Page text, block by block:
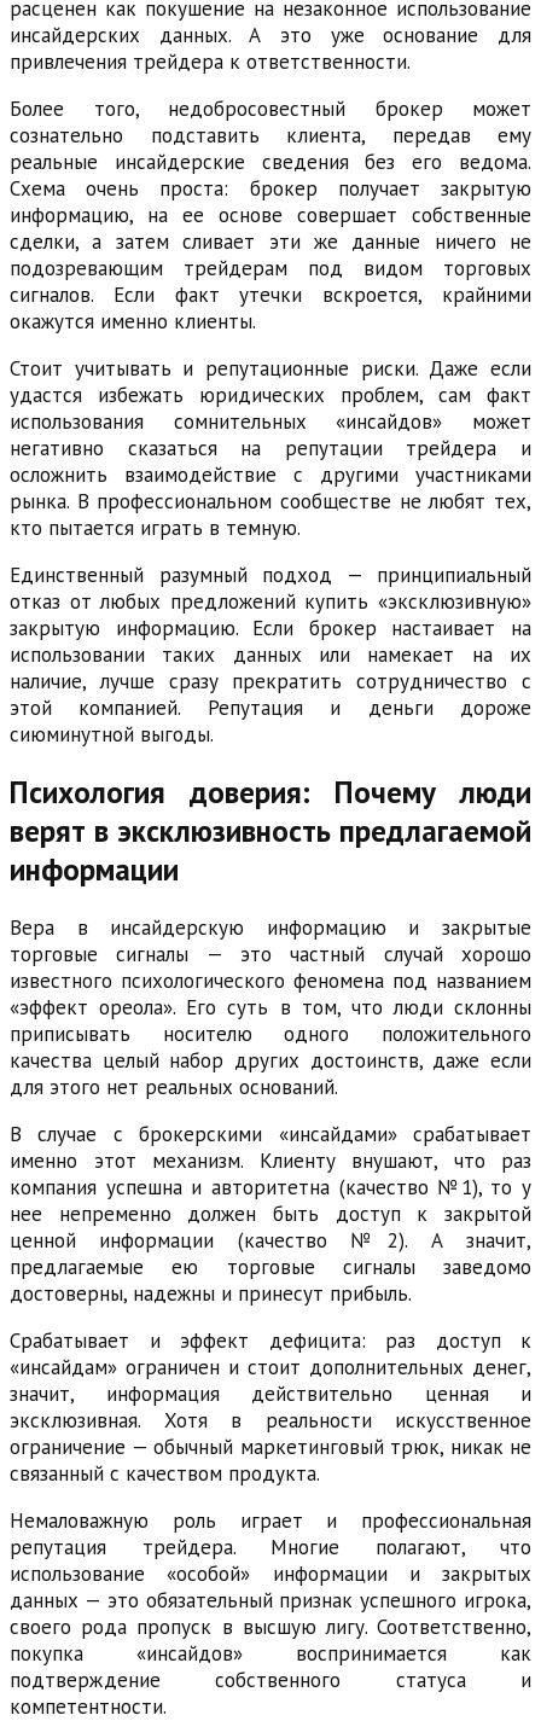
расценен как покушение на незаконное использование
инсайдерских данных. А это уже основание для
привлечения трейдера к ответственности.
Более того, недобросовестный брокер может
сознательно подставить клиента, передав ему
реальные инсайдерские сведения без его ведома.
Схема очень проста: брокер получает закрытую
информацию, на ее основе совершает собственные
сделки, а затем сливает эти же данные ничего не
подозревающим трейдерам под видом торговых
сигналов. Если факт утечки вскроется, крайними
окажутся именно клиенты.
Стоит учитывать и репутационные риски. Даже если
удастся избежать юридических проблем, сам факт
использования сомнительных «инсайдов» может
негативно сказаться на репутации трейдера и
осложнить взаимодействие с другими участниками
рынка. В профессиональном сообществе не любят тех,
кто пытается играть в темную.
Единственный разумный подход — принципиальный
отказ от любых предложений купить «эксклюзивную»
закрытую информацию. Если брокер настаивает на
использовании таких данных или намекает на их
наличие, лучше сразу прекратить сотрудничество с
этой компанией. Репутация и деньги дороже
сиюминутной выгоды.
Психология доверия: Почему люди
верят в эксклюзивность предлагаемой
информации
Вера в инсайдерскую информацию и закрытые
торговые сигналы — это частный случай хорошо
известного психологического феномена под названием
«эффект ореола». Его суть в том, что люди склонны
приписывать носителю одного положительного
качества целый набор других достоинств, даже если
для этого нет реальных оснований.
В случае с брокерскими «инсайдами» срабатывает
именно этот механизм. Клиенту внушают, что раз
компания успешна и авторитетна (качество №1), то у
нее непременно должен быть доступ к закрытой
ценной информации (качество №2). А значит,
предлагаемые ею торговые сигналы заведомо
достоверны, надежны и принесут прибыль.
Срабатывает и эффект дефицита: раз доступ к
«инсайдам» ограничен и стоит дополнительных денег,
значит, информация действительно ценная и
эксклюзивная. Хотя в реальности искусственное
ограничение — обычный маркетинговый трюк, никак не
связанный с качеством продукта.
Немаловажную роль играет и профессиональная
репутация трейдера. Многие полагают, что
использование «особой» информации и закрытых
данных — это обязательный признак успешного игрока,
своего рода пропуск в высшую лигу. Соответственно,
покупка «инсайдов» воспринимается как
подтверждение собственного статуса и
компетентности.